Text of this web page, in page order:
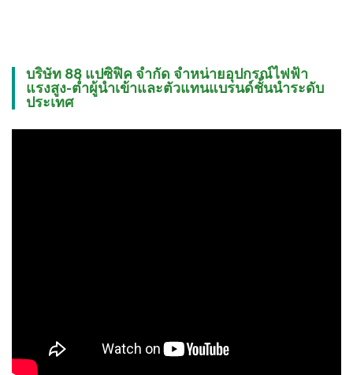
บริษัท 88 แปซิฟิค จำกัด จำหน่ายอุปกรณ์ไฟฟ้า
แรงสูง-ต่ำผู้นำเข้าและตัวแทนแบรนด์ชั้นนำระดับ
ประเทศ